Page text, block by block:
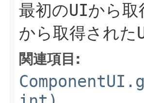
最初のUIから取
から取得された
関連項目: